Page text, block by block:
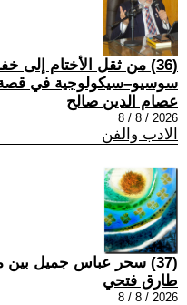
(36) من ثقل الأختام إلى
سوسيو–سيكولوجية في
عصام الدين صالح
2026 / 8 / 8
الادب والفن
(37) سحر عباس جميل بين مستثمر وسياسي اطاري
طارق فتحي
2026 / 8 / 8